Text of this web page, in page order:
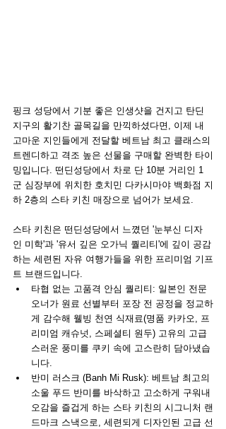
핑크 성당에서 기분 좋은 인생샷을 건지고 탄딘
지구의 활기찬 골목길을 만끽하셨다면, 이제 내
고마운 지인들에게 전달할 베트남 최고 클래스의
트렌디하고 격조 높은 선물을 구매할 완벽한 타이
밍입니다. 떤딘성당에서 차로 단 10분 거리인 1
군 심장부에 위치한 호치민 다카시마야 백화점 지
하 2층의 스타 키친 매장으로 넘어가 보세요.
스타 키친은 떤딘성당에서 느꼈던 '눈부신 디자
인 미학'과 '유서 깊은 오가닉 퀄리티'에 깊이 공감
하는 세련된 자유 여행가들을 위한 프리미엄 기프
트 브랜드입니다.
타협 없는 고품격 안심 퀄리티: 일본인 전문
오너가 원료 선별부터 포장 전 공정을 정교하
게 감수해 웰빙 천연 식재료(명품 카카오, 프
리미엄 캐슈넛, 스페셜티 원두) 고유의 고급
스러운 풍미를 쿠키 속에 고스란히 담아냈습
니다.
반미 러스크 (Banh Mi Rusk): 베트남 최고의
소울 푸드 반미를 바삭하고 고소하게 구워내
오감을 즐겁게 하는 스타 키친의 시그니처 랜
드마크 스낵으로, 세련되게 디자인된 고급 선